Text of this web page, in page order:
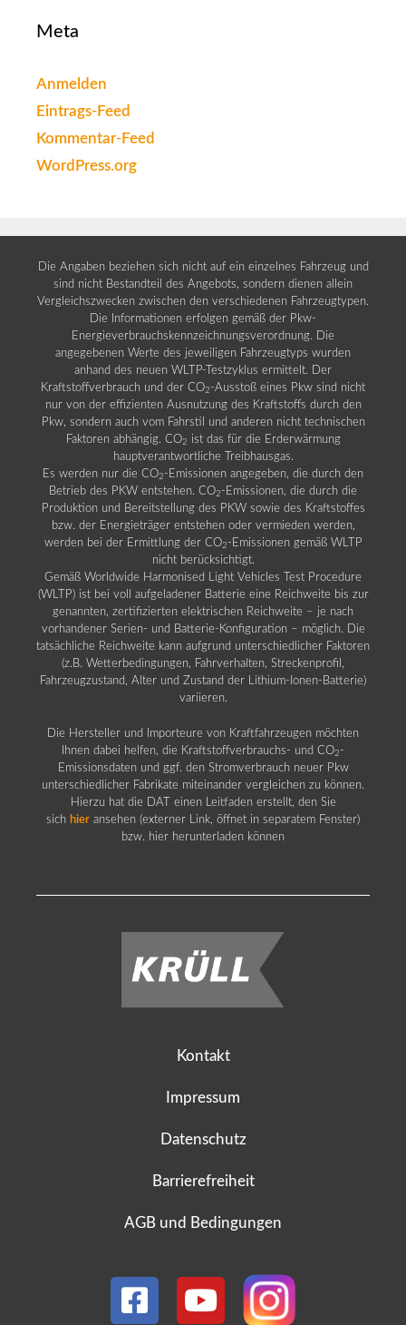
Meta
Anmelden
Eintrags-Feed
Kommentar-Feed
WordPress.org
Die Angaben beziehen sich nicht auf ein einzelnes Fahrzeug und
sind nicht Bestandteil des Angebots, sondern dienen allein
Vergleichszwecken zwischen den verschiedenen Fahrzeugtypen.
Die Informationen erfolgen gemäß der Pkw-
Energieverbrauchskennzeichnungsverordnung. Die
angegebenen Werte des jeweiligen Fahrzeugtyps wurden
anhand des neuen WLTP-Testzyklus ermittelt. Der
Kraftstoffverbrauch und der CO2 -Ausstoß eines Pkw sind nicht
nur von der effizienten Ausnutzung des Kraftstoffs durch den
Pkw, sondern auch vom Fahrstil und anderen nicht technischen
Faktoren abhängig. CO2 ist das für die Erderwärmung
hauptverantwortliche Treibhausgas.
Es werden nur die CO2 -Emissionen angegeben, die durch den
Betrieb des PKW entstehen. CO2 -Emissionen, die durch die
Produktion und Bereitstellung des PKW sowie des Kraftstoffes
bzw. der Energieträger entstehen oder vermieden werden,
werden bei der Ermittlung der CO2 -Emissionen gemäß WLTP
nicht berücksichtigt.
Gemäß Worldwide Harmonised Light Vehicles Test Procedure
(WLTP) ist bei voll aufgeladener Batterie eine Reichweite bis zur
genannten, zertifizierten elektrischen Reichweite – je nach
vorhandener Serien- und Batterie-Konfiguration – möglich. Die
tatsächliche Reichweite kann aufgrund unterschiedlicher Faktoren
(z.B. Wetterbedingungen, Fahrverhalten, Streckenprofil,
Fahrzeugzustand, Alter und Zustand der Lithium-Ionen-Batterie)
variieren.
Die Hersteller und Importeure von Kraftfahrzeugen möchten
Ihnen dabei helfen, die Kraftstoffverbrauchs- und CO2 -
Emissionsdaten und ggf. den Stromverbrauch neuer Pkw
unterschiedlicher Fabrikate miteinander vergleichen zu können.
Hierzu hat die DAT einen Leitfaden erstellt, den Sie
sich hier ansehen (externer Link, öffnet in separatem Fenster)
bzw. hier herunterladen können
Kontakt
Impressum
Datenschutz
Barrierefreiheit
AGB und Bedingungen